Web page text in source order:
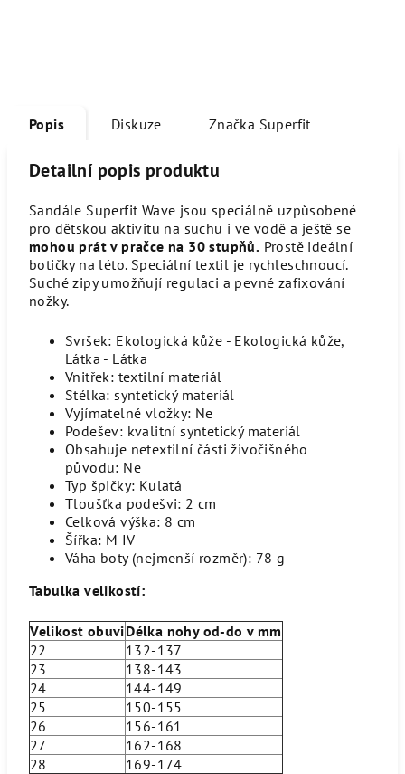
Popis Diskuze Značka Superfit
Detailní popis produktu
Sandále Superfit Wave jsou speciálně uzpůsobené
pro dětskou aktivitu na suchu i ve vodě a ještě se
mohou prát v pračce na 30 stupňů. Prostě ideální
botičky na léto. Speciální textil je rychleschnoucí.
Suché zipy umožňují regulaci a pevné zafixování
nožky.
Svršek: Ekologická kůže - Ekologická kůže,
Látka - Látka
Vnitřek: textilní materiál
Stélka: syntetický materiál
Vyjímatelné vložky: Ne
Podešev: kvalitní syntetický materiál
Obsahuje netextilní části živočišného
původu: Ne
Typ špičky: Kulatá
Tloušťka podešvi: 2 cm
Celková výška: 8 cm
Šířka: M IV
Váha boty (nejmenší rozměr): 78 g
Tabulka velikostí:
Velikost obuviDélka nohy od-do v mm
22
132-137
23
138-143
24
144-149
25
150-155
26
156-161
27
162-168
28
169-174